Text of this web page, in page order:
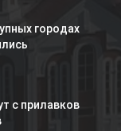
городах
с прилавков